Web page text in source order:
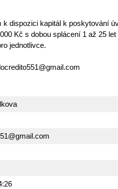
dispozici kapitál k poskytování
Kč s dobou splácení 1 až 25
jednotlivce.